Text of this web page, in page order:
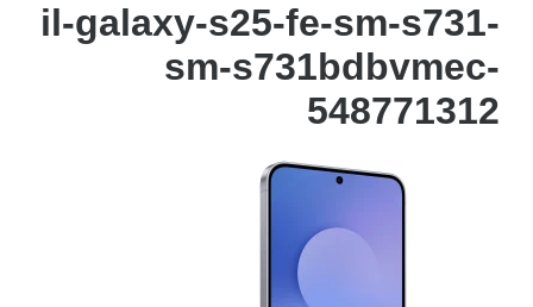
il-galaxy-s25-fe-sm-s731-
sm-s731bdbvmec-
548771312